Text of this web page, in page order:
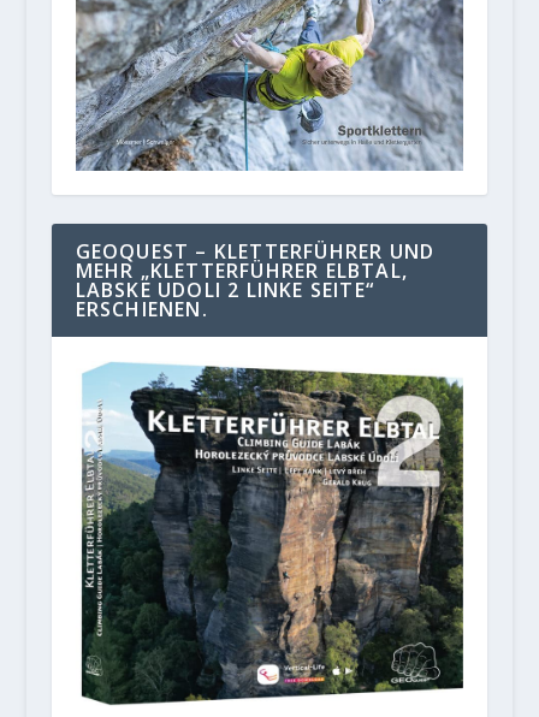
GEOQUEST – KLETTERFÜHRER UND
MEHR „KLETTERFÜHRER ELBTAL,
LABSKE UDOLI 2 LINKE SEITE“
ERSCHIENEN.